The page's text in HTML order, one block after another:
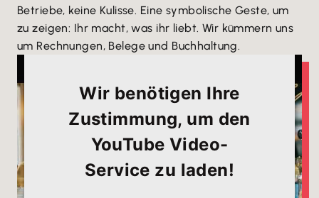
Wir benötigen Ihre
Zustimmung, um den
YouTube Video-
Service zu laden!
Betriebe, keine Kulisse. Eine symbolische Geste, um
zu zeigen: Ihr macht, was ihr liebt. Wir kümmern uns
um Rechnungen, Belege und Buchhaltung.